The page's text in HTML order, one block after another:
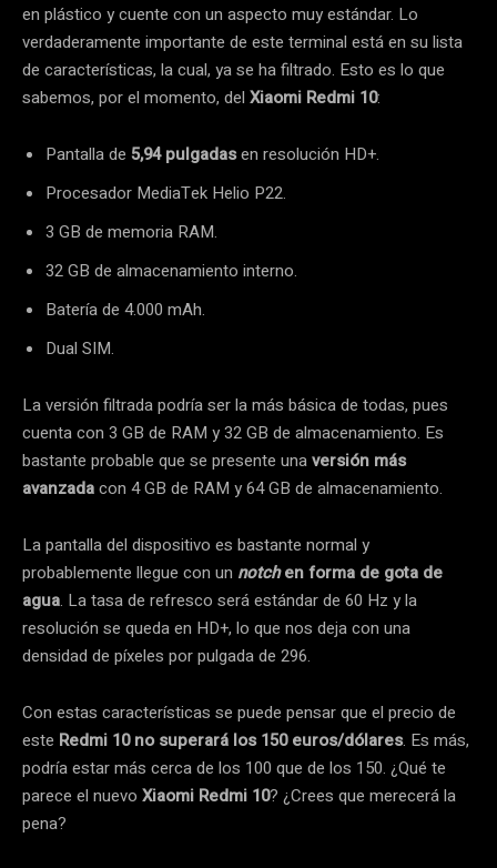
en plástico y cuente con un aspecto muy estándar. Lo
verdaderamente importante de este terminal está en su lista
de características, la cual, ya se ha filtrado. Esto es lo que
sabemos, por el momento, del Xiaomi Redmi 10:
Pantalla de 5,94 pulgadasen resolución HD+.
Procesador MediaTek Helio P22.
3 GB de memoria RAM.
32 GB de almacenamiento interno.
Batería de 4.000 mAh.
Dual SIM.
La versión filtrada podría ser la más básica de todas, pues
cuenta con 3 GB de RAM y 32 GB de almacenamiento. Es
bastante probable que se presente unaversión más
avanzadacon 4 GB de RAM y 64 GB de almacenamiento.
La pantalla del dispositivo es bastante normal y
probablemente llegue con un notchen forma de gota de
agua. La tasa de refresco será estándar de 60 Hz y la
resolución se queda en HD+, lo que nos deja con una
densidad de píxeles por pulgada de 296.
Con estas características se puede pensar que el precio de
este Redmi 10 no superará los 150 euros/dólares. Es más,
podría estar más cerca de los 100 que de los 150. ¿Qué te
parece el nuevo Xiaomi Redmi 10? ¿Crees que merecerá la
pena?